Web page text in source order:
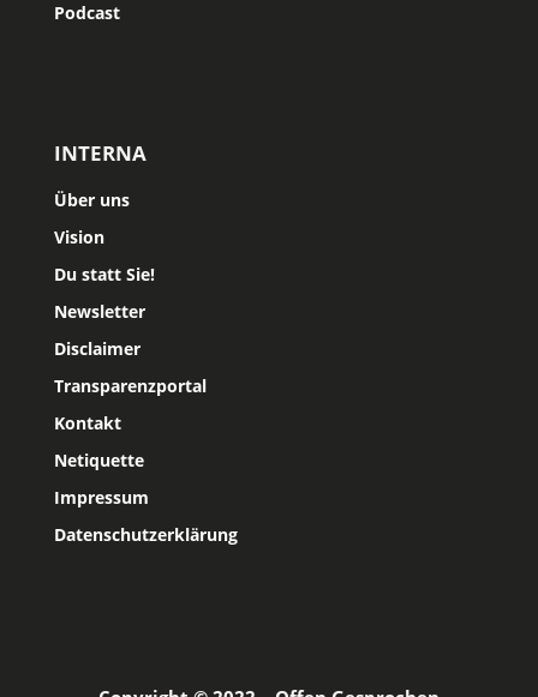
Podcast
INTERNA
Über uns
Vision
Du statt Sie!
Newsletter
Disclaimer
Transparenzportal
Kontakt
Netiquette
Impressum
Datenschutzerklärung